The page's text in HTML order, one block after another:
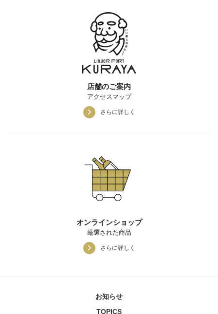
店舗のご案内
アクセスマップ
さらに詳しく
オンラインショップ
厳選された商品
さらに詳しく
お知らせ
TOPICS